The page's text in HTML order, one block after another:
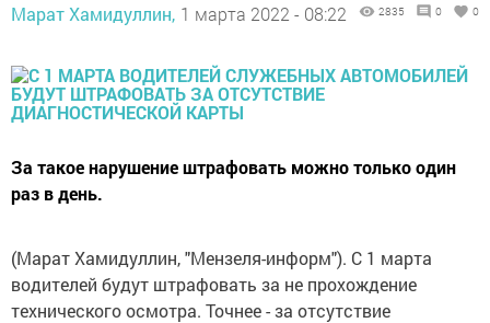
Марат Хамидуллин, 1 марта 2022 - 08:22 2835 0 0
За такое нарушение штрафовать можно только один
раз в день.
(Марат Хамидуллин, "Мензеля-информ"). С 1 марта
водителей будут штрафовать за не прохождение
технического осмотра. Точнее - за отсутствие